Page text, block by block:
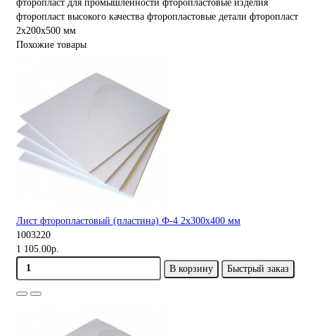
фторопласт для промышленности фторопластовые изделия
фторопласт высокого качества фторопластовые детали фторопласт
2х200х500 мм
Похожие товары
Лист фторопластовый (пластина) Ф-4 2х300х400 мм
1003220
1 105.00р.
В корзину
Быстрый заказ